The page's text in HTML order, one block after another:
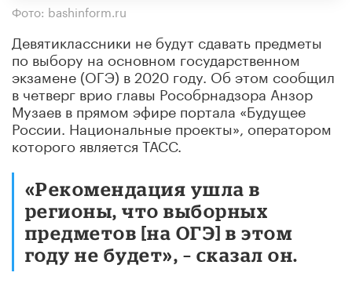
Фото: bashinform.ru
Девятиклассники не будут сдавать предметы
по выбору на основном государственном
экзамене (ОГЭ) в 2020 году. Об этом сообщил
в четверг врио главы Рособрнадзора Анзор
Музаев в прямом эфире портала «Будущее
России. Национальные проекты», оператором
которого является ТАСС.
«Рекомендация ушла в
регионы, что выборных
предметов [на ОГЭ] в этом
году не будет», – сказал он.